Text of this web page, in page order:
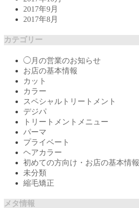
2017年9月
2017年8月
カテゴリー
◯月の営業のお知らせ
お店の基本情報
カット
カラー
スペシャルトリートメント
デジパ
トリートメントメニュー
パーマ
プライベート
ヘアカラー
初めての方向け・お店の基本情報
未分類
縮毛矯正
メタ情報